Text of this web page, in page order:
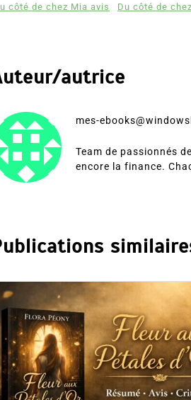
côté de chez Mia avis Du côté de
autrice
mes-
Team de passionnés
encore la finance.